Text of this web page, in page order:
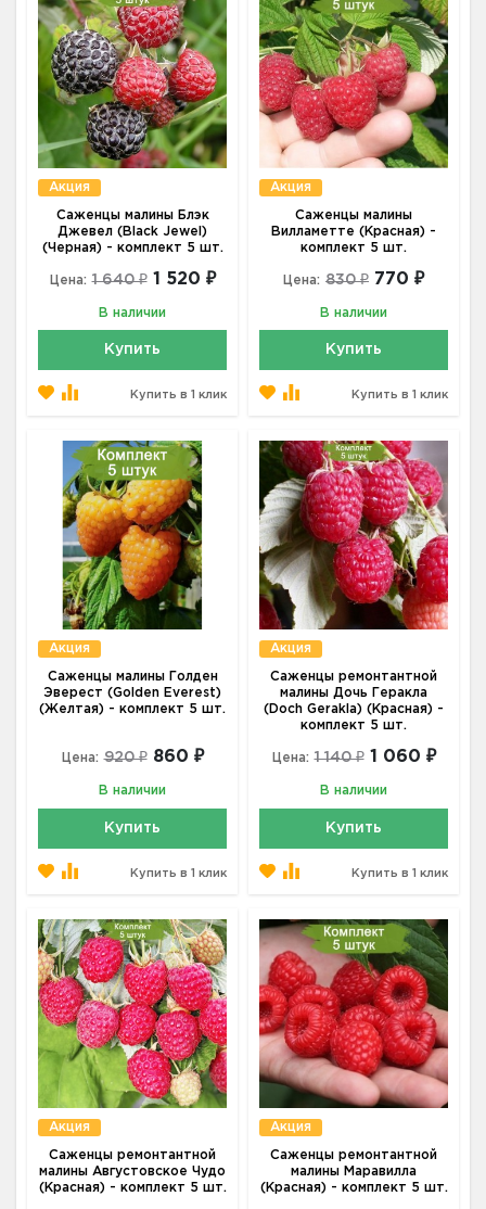
Акция
Саженцы малины Блэк
Джевел (Black Jewel)
(Черная) - комплект 5 шт.
Цена: 1 640 ₽ 1 520 ₽
В наличии
Купить
Купить в 1 клик
Акция
Саженцы малины
Вилламетте (Красная) -
комплект 5 шт.
Цена: 830 ₽ 770 ₽
В наличии
Купить
Купить в 1 клик
Акция
Саженцы малины Голден
Эверест (Golden Everest)
(Желтая) - комплект 5 шт.
Цена: 920 ₽ 860 ₽
В наличии
Купить
Купить в 1 клик
Акция
Саженцы ремонтантной
малины Дочь Геракла
(Doch Gerakla) (Красная) -
комплект 5 шт.
Цена: 1 140 ₽ 1 060 ₽
В наличии
Купить
Купить в 1 клик
Акция
Саженцы ремонтантной
малины Августовское Чудо
(Красная) - комплект 5 шт.
Акция
Саженцы ремонтантной
малины Маравилла
(Красная) - комплект 5 шт.